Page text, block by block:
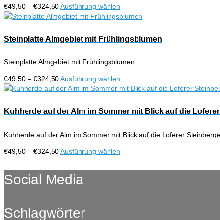
können
auf
Produktseite
werden
€49,50 – €324,50Preisspanne:
€49,50
€324,50
Ausführung wählen
Produkt
mehrere
Varianten
Die
können
auf
Produktseite
werden
Steinplatte Almgebiet mit Frühlingsblumen
Steinplatte Almgebiet mit Frühlingsblumen
€49,50 – €324,50Preisspanne:
€49,50
€324,50
Ausführung wählen
Produkt
mehrere
Varianten
Die
können
Kuhherde auf der Alm im Sommer mit Blick auf die
Kuhherde auf der Alm im Sommer mit Blick auf die Loferer Steinberge
€49,50 – €324,50Preisspanne:
bis
€324,50
Ausführung wählen
weist
Social Media
Schlagwörter